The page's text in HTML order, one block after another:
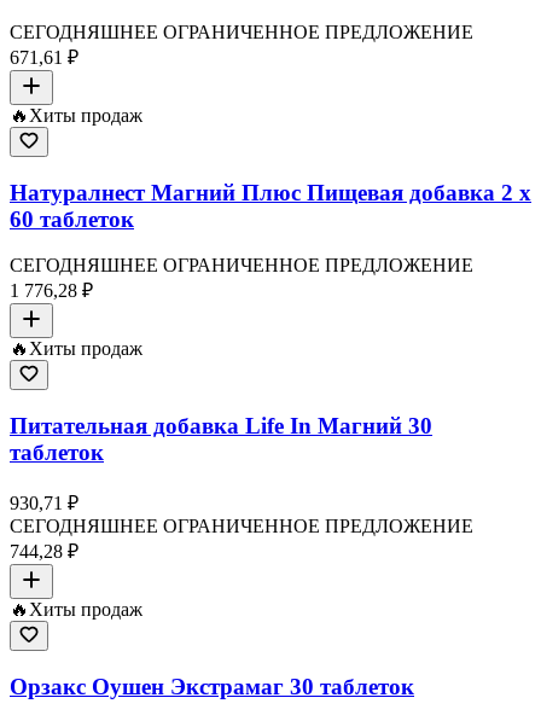
СЕГОДНЯШНЕЕ ОГРАНИЧЕННОЕ ПРЕДЛОЖЕНИЕ
671,61 ₽
🔥 Хиты продаж
Натуралнест Магний Плюс Пищевая добавка 2 x
60 таблеток
СЕГОДНЯШНЕЕ ОГРАНИЧЕННОЕ ПРЕДЛОЖЕНИЕ
1 776,28 ₽
🔥Хиты продаж
Питательная добавка Life In Магний 30
таблеток
930,71 ₽
СЕГОДНЯШНЕЕ ОГРАНИЧЕННОЕ ПРЕДЛОЖЕНИЕ
744,28 ₽
🔥 Хиты продаж
Орзакс Оушен Экстрамаг 30 таблеток